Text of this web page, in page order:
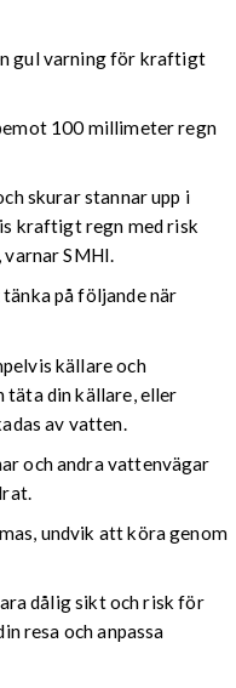
gul varning för kraftigt
100 millimeter regn
skurar stannar upp i
kraftigt regn med risk
SMHI.
på följande när
källare och
täta din källare, eller
av vatten.
och andra vattenvägar
undvik att köra genom
dålig sikt och risk för
resa och anpassa